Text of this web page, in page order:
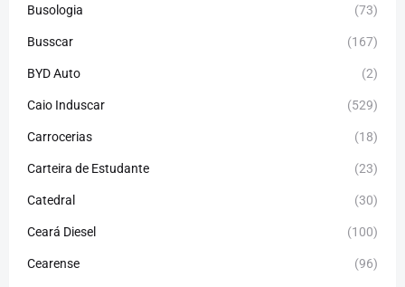
Busologia (73)
Busscar (167)
BYD Auto (2)
Caio Induscar (529)
Carrocerias (18)
Carteira de Estudante (23)
Catedral (30)
Ceará Diesel (100)
Cearense (96)